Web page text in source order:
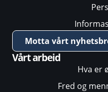
Motta vårt
Vårt arbeid
Hva er
Fred og